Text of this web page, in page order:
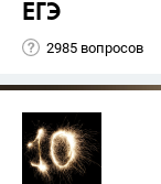
ЕГЭ
2985 вопросов